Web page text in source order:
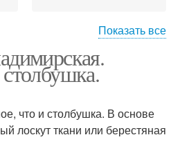
Русская кукла
Показать все
что и столбушка. В основе
лоскут ткани или берестяная